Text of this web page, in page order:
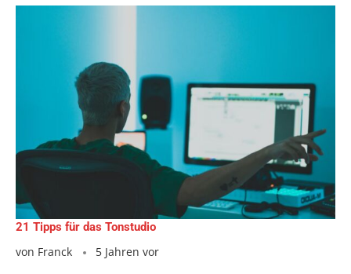
21 Tipps für das Tonstudio
von Franck 5 Jahren vor